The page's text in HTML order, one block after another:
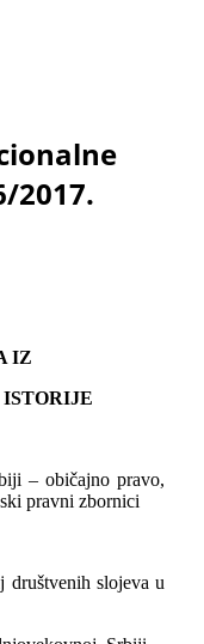
2017.
IZ
– običajno pravo,
pravni zbornici
društvenih slojeva u